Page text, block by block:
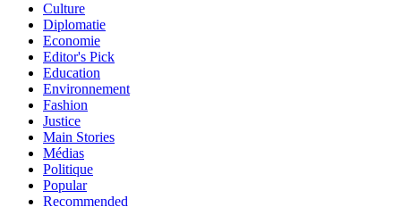
Culture
Diplomatie
Economie
Editor's Pick
Education
Environnement
Fashion
Justice
Main Stories
Médias
Politique
Popular
Recommended